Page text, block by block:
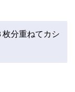
分重ねてカシ